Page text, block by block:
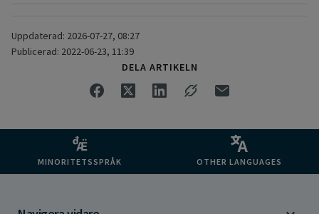
Uppdaterad: 2026-07-27, 08:27
Publicerad: 2022-06-23, 11:39
DELA ARTIKELN
MINORITETSSPRÅK OTHER LANGUAGES